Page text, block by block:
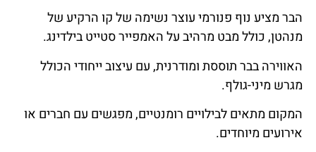
הבר מציע נוף פנורמי עוצר נשימה של קו הרקיע של
מנהטן, כולל מבט מרהיב על האמפייר סטייט בילדינג.
האווירה בבר תוססת ומודרנית, עם עיצוב ייחודי הכולל
מגרש מיני-גולף.
המקום מתאים לבילויים רומנטיים, מפגשים עם חברים או
אירועים מיוחדים.